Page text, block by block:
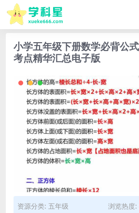
小学五年级下册数学必背公
考点精华汇总电子版
资源分类: 五年级
浏览热度: